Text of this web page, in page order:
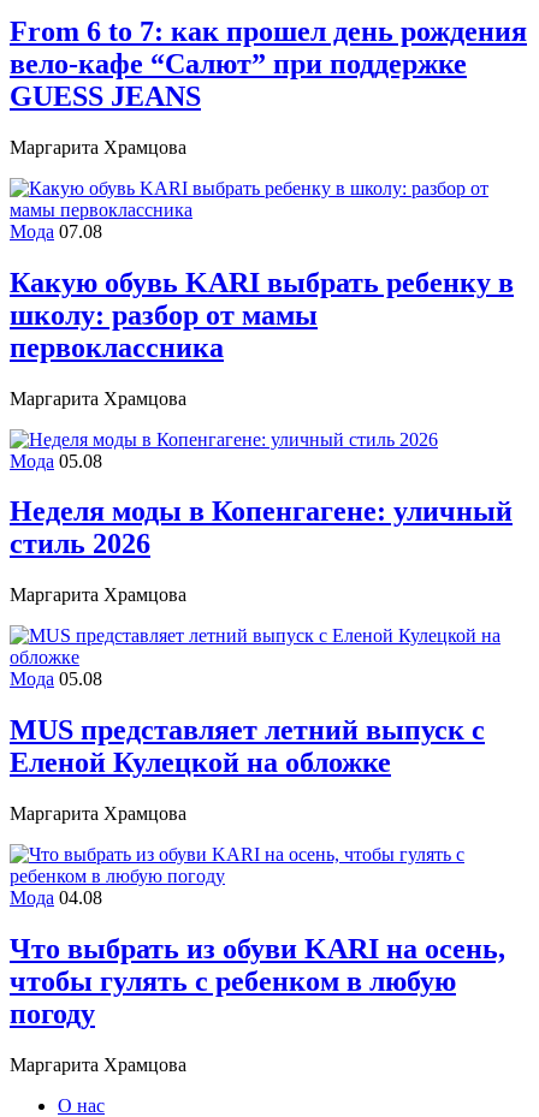
From 6 to 7: как прошел день рождения
вело-кафе “Салют” при поддержке
GUESS JEANS
Маргарита Храмцова
Мода 07.08
Какую обувь KARI выбрать ребенку в
школу: разбор от мамы
первоклассника
Маргарита Храмцова
Мода 05.08
Неделя моды в Копенгагене: уличный
стиль 2026
Маргарита Храмцова
Мода 05.08
MUS представляет летний выпуск с
Еленой Кулецкой на обложке
Маргарита Храмцова
Мода 04.08
Что выбрать из обуви KARI на осень,
чтобы гулять с ребенком в любую
погоду
Маргарита Храмцова
О нас